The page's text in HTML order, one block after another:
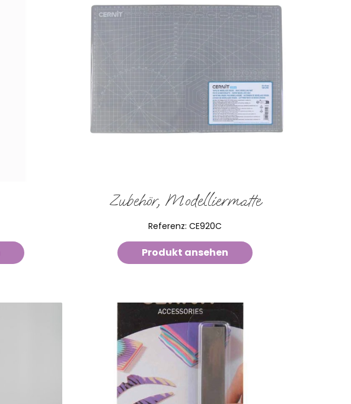
Zubehör, Modelliermatte
Referenz:CE920C
Produkt ansehen